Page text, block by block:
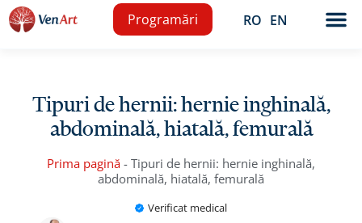
RO EN
Programări
Tipuri de hernii: hernie inghinală,
abdominală, hiatală, femurală
Prima pagină - Tipuri de hernii: hernie inghinală,
abdominală, hiatală, femurală
Verificat medical